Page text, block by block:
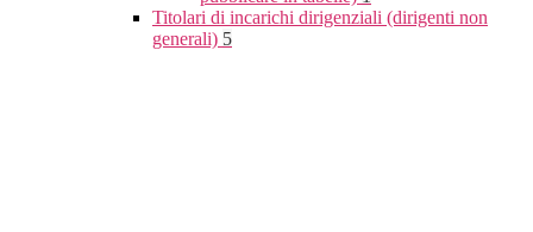
Titolari di incarichi dirigenziali (dirigenti non
generali) 5